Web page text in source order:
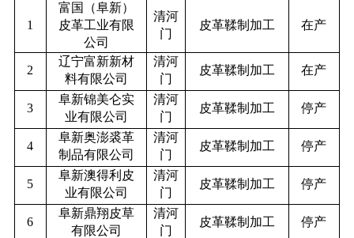
1
富国（阜新）
皮革工业有限
公司
清河
门
皮革鞣制加工 在产
2
辽宁富新新材
料有限公司
清河
门
皮革鞣制加工 在产
3
阜新锦美仑实
业有限公司
清河
门
皮革鞣制加工 停产
4
阜新奥澎裘革
制品有限公司
清河
门
皮革鞣制加工 停产
5
阜新澳得利皮
业有限公司
清河
门
皮革鞣制加工 停产
6
阜新鼎翔皮草
有限公司
清河
门
皮革鞣制加工 停产